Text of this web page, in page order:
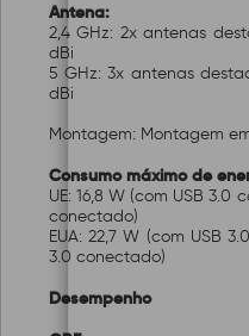
Antena:
2,4 GHz: 2x antenas
dBi
5 GHz: 3x antenas
dBi
Montagem: Montagem
Consumo máximo de
UE: 16,8 W (com USB 3.0
conectado)
EUA: 22,7 W (com USB
3.0 conectado)
Desempenho